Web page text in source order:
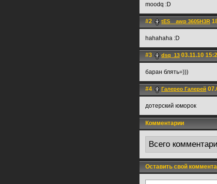
moodq :D
#2 tES__awp 3605H3R
hahahaha :D
#3 dsq_13 03.11.10
баран блять=)))
#4 Галерео Галерей
дотерский юморок
Комментарии
Всего
Оставить свой